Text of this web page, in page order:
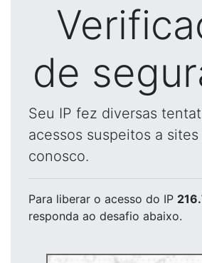
de
Seu IP fez diversas
acessos suspeitos a
conosco.
Para liberar o acesso do IP
responda ao desafio abaixo.